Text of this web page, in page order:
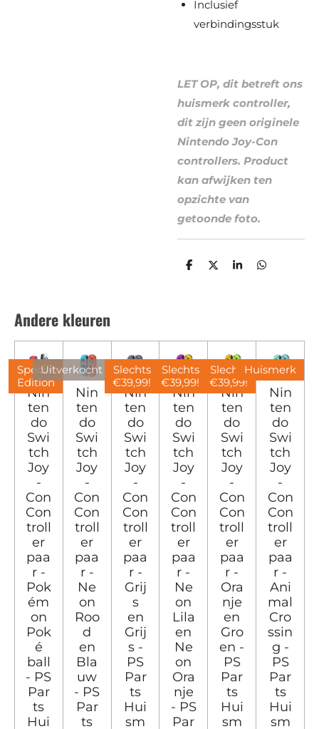
Inclusief
verbindingsstuk
LET OP, dit betreft ons
huismerk controller,
dit zijn geen originele
Nintendo Joy-Con
controllers. Product
kan afwijken ten
opzichte van
getoonde foto.
D
D
S
D
Andere kleuren
Special
Edition
Nin
ten
do
Swi
tch
Joy
-
Con
Con
troll
er
paa
r -
Pok
ém
on
Pok
é
ball
- PS
Par
ts
Hui
Uitverkocht
Nin
ten
do
Swi
tch
Joy
-
Con
Con
troll
er
paa
r -
Ne
on
Roo
d
en
Bla
uw
- PS
Par
ts
Slechts
€39,99!
Nin
ten
do
Swi
tch
Joy
-
Con
Con
troll
er
paa
r -
Grij
s
en
Grij
s -
PS
Par
ts
Hui
sm
Slechts
€39,99!
Nin
ten
do
Swi
tch
Joy
-
Con
Con
troll
er
paa
r -
Ne
on
Lila
en
Ne
on
Ora
nje
- PS
Par
Slechts
€39,99!
Nin
ten
do
Swi
tch
Joy
-
Con
Con
troll
er
paa
r -
Ora
nje
en
Gro
en -
PS
Par
ts
Hui
sm
Huismerk
Nin
ten
do
Swi
tch
Joy
-
Con
Con
troll
er
paa
r -
Ani
mal
Cro
ssin
g -
PS
Par
ts
Hui
sm